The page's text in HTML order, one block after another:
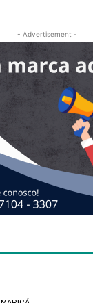
- Advertisement -